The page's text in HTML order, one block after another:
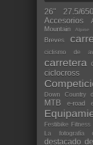
26" 27.5/
Accesorios
Mountain
Alpine
Breves
ciclismo de
carretera
ciclocross
Down Country
MTB
e-road
Festibike Fitness
La fotografía
destacado